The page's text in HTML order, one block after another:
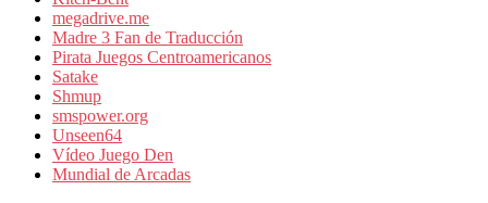
megadrive.me
Madre 3 Fan de Traducción
Pirata Juegos Centroamericanos
Satake
Shmup
smspower.org
Unseen64
Vídeo Juego Den
Mundial de Arcadas